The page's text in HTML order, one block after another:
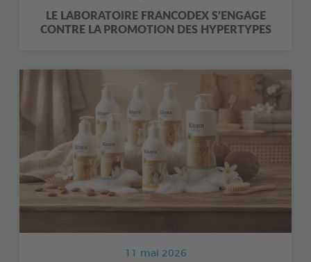
LE LABORATOIRE FRANCODEX S’ENGAGE
CONTRE LA PROMOTION DES HYPERTYPES
11 mai 2026